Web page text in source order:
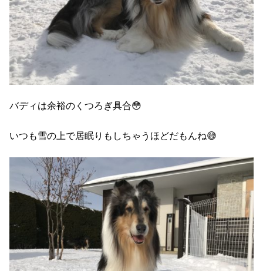
バディは余裕のくつろぎ具合😳
いつも雪の上で居眠りもしちゃうほどだもんね😅